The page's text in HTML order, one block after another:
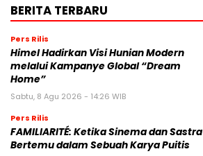
BERITA TERBARU
Pers Rilis
Himel Hadirkan Visi Hunian Modern
melalui Kampanye Global “Dream
Home”
Sabtu, 8 Agu 2026 - 14:26 WIB
Pers Rilis
FAMILIARITÉ: Ketika Sinema dan Sastra
Bertemu dalam Sebuah Karya Puitis